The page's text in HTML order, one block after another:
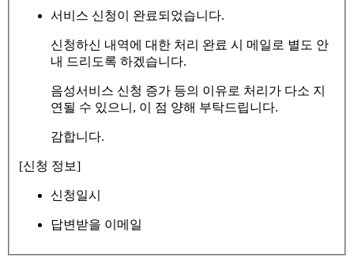
서비스 신청이 완료되었습니다.
신청하신 내역에 대한 처리 완료 시 메일로 별도 안
내 드리도록 하겠습니다.
음성서비스 신청 증가 등의 이유로 처리가 다소 지
연될 수 있으니, 이 점 양해 부탁드립니다.
감합니다.
[신청 정보]
신청일시
답변받을 이메일